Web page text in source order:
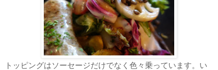
トッピングはソーセージだけでなく色々乗っています。い